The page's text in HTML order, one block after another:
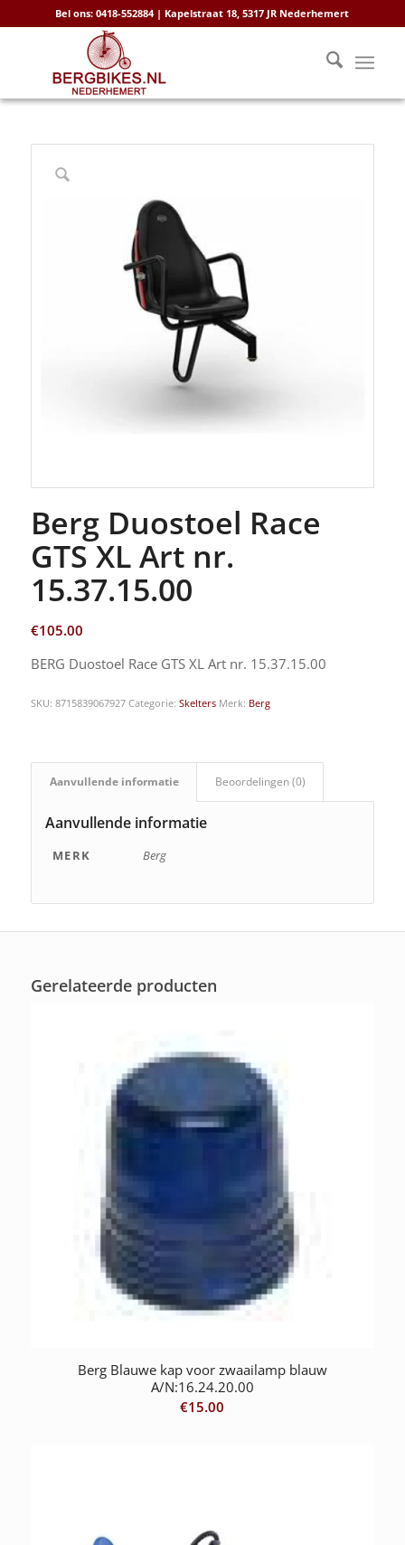
Bel ons: 0418-552884 | Kapelstraat 18, 5317 JR Nederhemert
Berg Duostoel Race
GTS XL Art nr.
15.37.15.00
€105.00
BERG Duostoel Race GTS XL Art nr. 15.37.15.00
SKU: 8715839067927 Categorie: Skelters Merk: Berg
Aanvullende informatie Beoordelingen (0)
Aanvullende informatie
MERK Berg
Gerelateerde producten
Berg Blauwe kap voor zwaailamp blauw
A/N:16.24.20.00
€15.00